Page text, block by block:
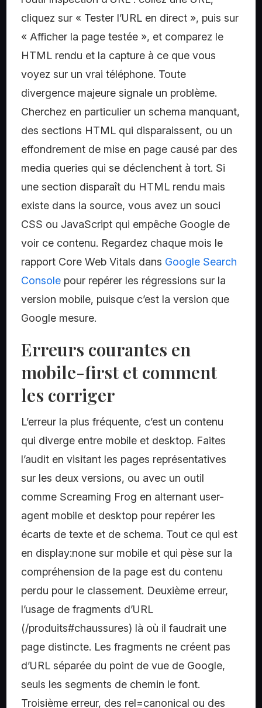
cliquez sur « Tester l’URL en direct », puis sur
« Afficher la page testée », et comparez le
HTML rendu et la capture à ce que vous
voyez sur un vrai téléphone. Toute
divergence majeure signale un problème.
Cherchez en particulier un schema manquant,
des sections HTML qui disparaissent, ou un
effondrement de mise en page causé par des
media queries qui se déclenchent à tort. Si
une section disparaît du HTML rendu mais
existe dans la source, vous avez un souci
CSS ou JavaScript qui empêche Google de
voir ce contenu. Regardez chaque mois le
rapport Core Web Vitals dans Google Search
Console pour repérer les régressions sur la
version mobile, puisque c’est la version que
Google mesure.
Erreurs courantes en
mobile-first et comment
les corriger
L’erreur la plus fréquente, c’est un contenu
qui diverge entre mobile et desktop. Faites
l’audit en visitant les pages représentatives
sur les deux versions, ou avec un outil
comme Screaming Frog en alternant user-
agent mobile et desktop pour repérer les
écarts de texte et de schema. Tout ce qui est
en display:none sur mobile et qui pèse sur la
compréhension de la page est du contenu
perdu pour le classement. Deuxième erreur,
l’usage de fragments d’URL
(/produits#chaussures) là où il faudrait une
page distincte. Les fragments ne créent pas
d’URL séparée du point de vue de Google,
seuls les segments de chemin le font.
Troisième erreur, des rel=canonical ou des